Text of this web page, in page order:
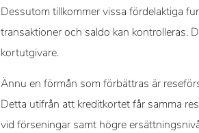
Dessutom tillkommer vissa fördelaktiga
transaktioner och saldo kan kontrolleras.
kortutgivare.
Ännu en förmån som förbättras är
Detta utifrån att kreditkortet får samma
vid förseningar samt högre